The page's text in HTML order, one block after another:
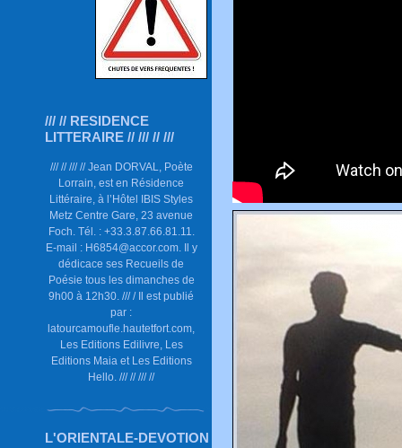
/// // RESIDENCE
LITTERAIRE // /// // ///
/// // /// // Jean DORVAL, Poète
Lorrain, est en Résidence
Littéraire, à l’Hôtel IBIS Styles
Metz Centre Gare, 23 avenue
Foch. Tél. : +33.3.87.66.81.11.
E-mail : H6854@accor.com. Il y
dédicace ses Recueils de
Poésie tous les dimanches de
9h00 à 12h30. /// / Il est publié
par :
latourcamoufle.hautetfort.com,
Les Editions Edilivre, Les
Editions Maia et Les Editions
Hello. /// // /// //
L'ORIENTALE-DEVOTION